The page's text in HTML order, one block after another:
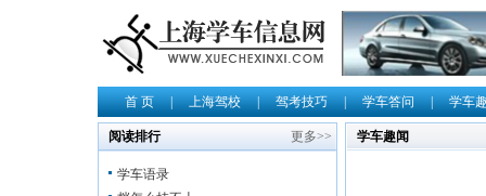
首 页|上海驾校|驾考技巧|学车答问|学车
阅读排行 更多>>
学车语录
学车趣闻